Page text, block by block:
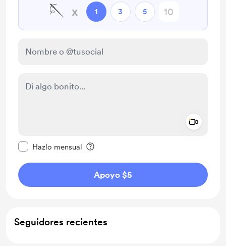
🪡 x 1 3 5
Hazlo mensual
Apoyo $5
Seguidores recientes